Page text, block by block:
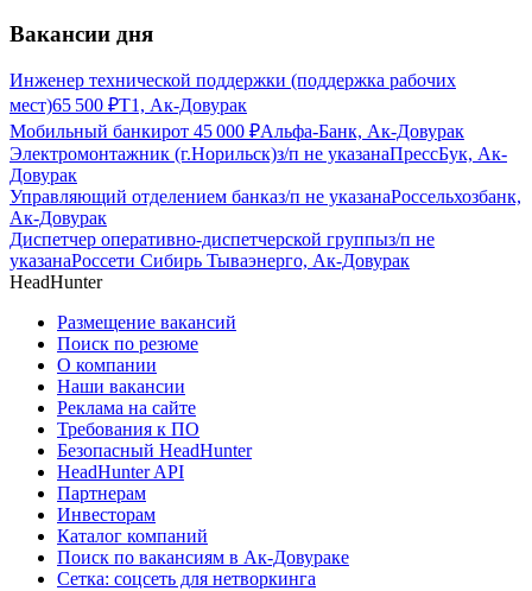
Вакансии дня
Инженер технической поддержки (поддержка рабочих
мест)65 500 ₽Т1, Ак-Довурак
Мобильный банкирот 45 000 ₽Альфа-Банк, Ак-Довурак
Электромонтажник (г.Норильск)з/п не указанаПрессБук, Ак-
Довурак
Управляющий отделением банказ/п не указанаРоссельхозбанк,
Ак-Довурак
Диспетчер оперативно-диспетчерской группыз/п не
указанаРоссети Сибирь Тываэнерго, Ак-Довурак
HeadHunter
Размещение вакансий
Поиск по резюме
О компании
Наши вакансии
Реклама на сайте
Требования к ПО
Безопасный HeadHunter
HeadHunter API
Партнерам
Инвесторам
Каталог компаний
Поиск по вакансиям в Ак-Довураке
Сетка: соцсеть для нетворкинга